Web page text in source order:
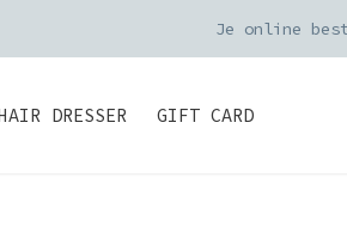
DRESSER GIFT CARD
Je online